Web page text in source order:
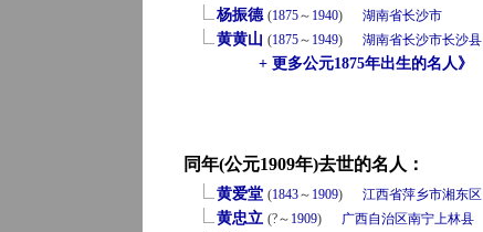
杨振德 (1875～ 1940) 湖南省长沙市
黄黄山 (1875～ 1949) 湖南省长沙市长沙县
+ 更多公元1875年出生的名人》
同年(公元1909年)去世的名人：
黄爱堂 (1843～ 1909) 江西省萍乡市湘东区
黄忠立 (?～ 1909) 广西自治区南宁上林县